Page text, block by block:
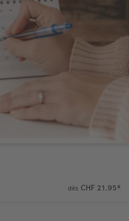
dès CHF 21.95*